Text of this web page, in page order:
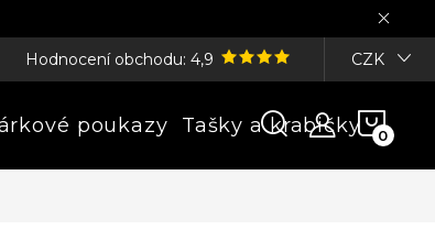
Hodnocení obchodu: 4,9 CZK
poukazy Tašky a krabičky